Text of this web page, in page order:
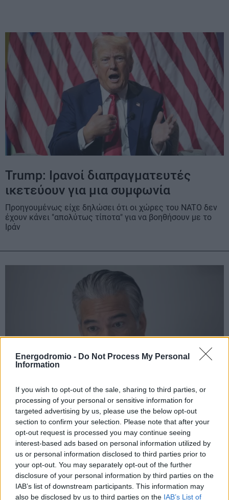
Energodromio - Do Not Process My Personal
Information
If you wish to opt-out of the sale, sharing to third parties, or
processing of your personal or sensitive information for
targeted advertising by us, please use the below opt-out
section to confirm your selection. Please note that after your
opt-out request is processed you may continue seeing
interest-based ads based on personal information utilized by
us or personal information disclosed to third parties prior to
your opt-out. You may separately opt-out of the further
disclosure of your personal information by third parties on the
IAB’s list of downstream participants. This information may
also be disclosed by us to third parties on the IAB’s List of
Trump: Ιρανοί διαπραγματευτές
ικετεύουν για μια συμφωνία
Προηγουμένως είχε δηλώσει ότι οι χώρες του NATO δεν
έχουν κάνει "απολύτως τίποτα" για να βοηθήσουν με το
Ιράν
Δικαστική προσφυγή της Πολιτείας της
Καλιφόρνιας κατά του υπουργείου Ενέργειας
των ΗΠΑ για τον αγωγό Sable